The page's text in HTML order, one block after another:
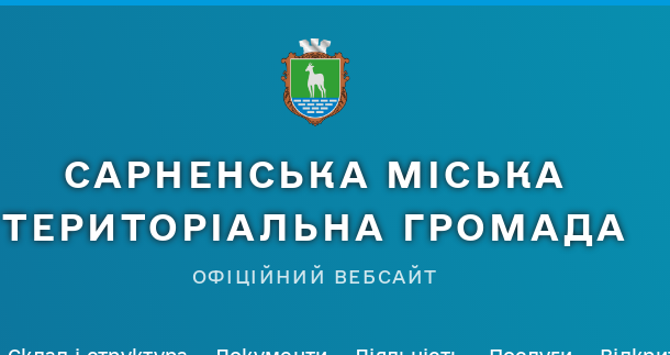
САРНЕНСЬКА МІСЬКА
ТЕРИТОРІАЛЬНА ГРОМАДА
ОФІЦІЙНИЙ ВЕБСАЙТ